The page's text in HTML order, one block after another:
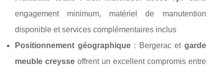
engagement minimum, matériel de manutention
disponible et services complémentaires inclus
Positionnement géographique: Bergerac et garde
meuble creysseoffrent un excellent compromis entre